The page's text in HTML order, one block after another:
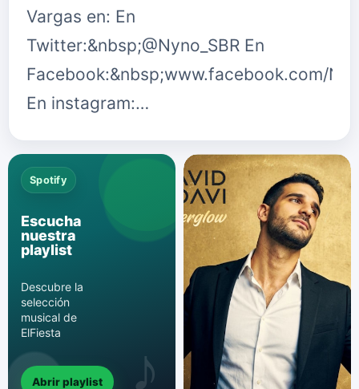
Vargas en: En
Twitter:&nbsp;@Nyno_SBR En
Facebook:&nbsp;www.facebook.com/
En instagram:…
Spotify
Escucha
nuestra
playlist
Descubre la
selección
musical de
ElFiesta
Abrir playlist